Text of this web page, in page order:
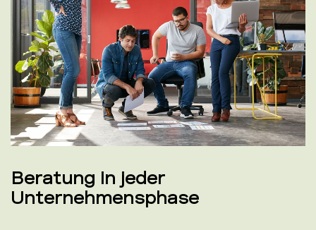
Beratung in jeder
Unternehmensphase